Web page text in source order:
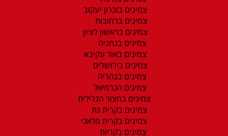
צמיגים בזכרון יעקוב
צמיגים ברחובות
צמיגים בראשון לציון
צמיגים בנתניה
צמיגים באור עקיבא
צמיגים בירושלים
צמיגים בנהריה
צמיגים הכרמיאל
צמיגים בחצור הגלילית
צמיגים בקרית גת
צמיגים בקרית מלאכי
צמיגים בקריות